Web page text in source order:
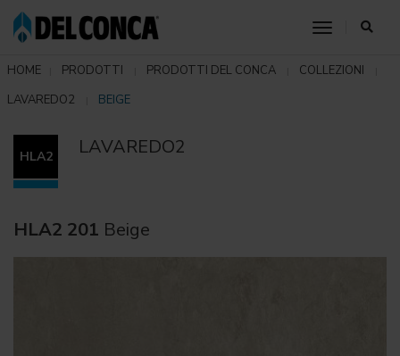
toggle
HOME PRODOTTI PRODOTTI DEL CONCA
COLLEZIONI
LAVAREDO2
BEIGE
HLA2 LAVAREDO2
HLA2 201 Beige